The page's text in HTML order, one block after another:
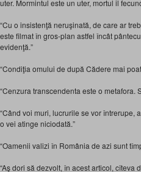
uter. Mormintul este un uter, mortul il
“Cu o insistenţă neruşinată, de care ar
este filmat în gros-plan astfel încât
evidenţă.”
“Condiţia omului de după Cădere mai
“Cenzura transcendenta este o metafora.
“Când voi muri, lucrurile se vor întrerupe,
o vei atinge niciodată.”
“Oamenii valizi în România de azi sunt
“Aş dori să dezvolt, în acest articol,